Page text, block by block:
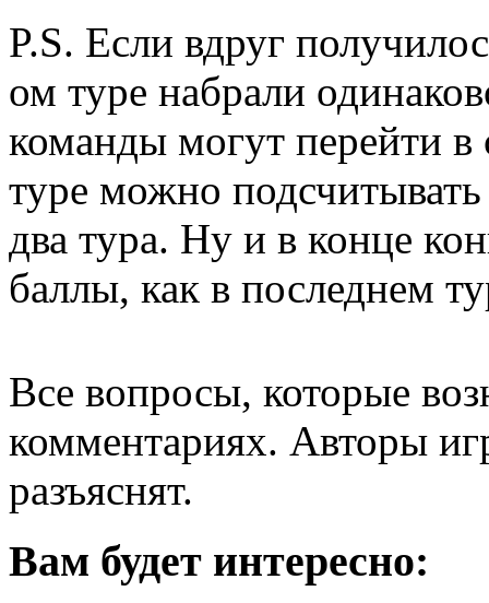
P.S. Если вдруг
ом туре набрали
команды могут перейти
туре можно
два тура. Ну и в конце
баллы, как в последнем
Все вопросы, которые
комментариях. Авторы
разъяснят.
Вам будет интересно: